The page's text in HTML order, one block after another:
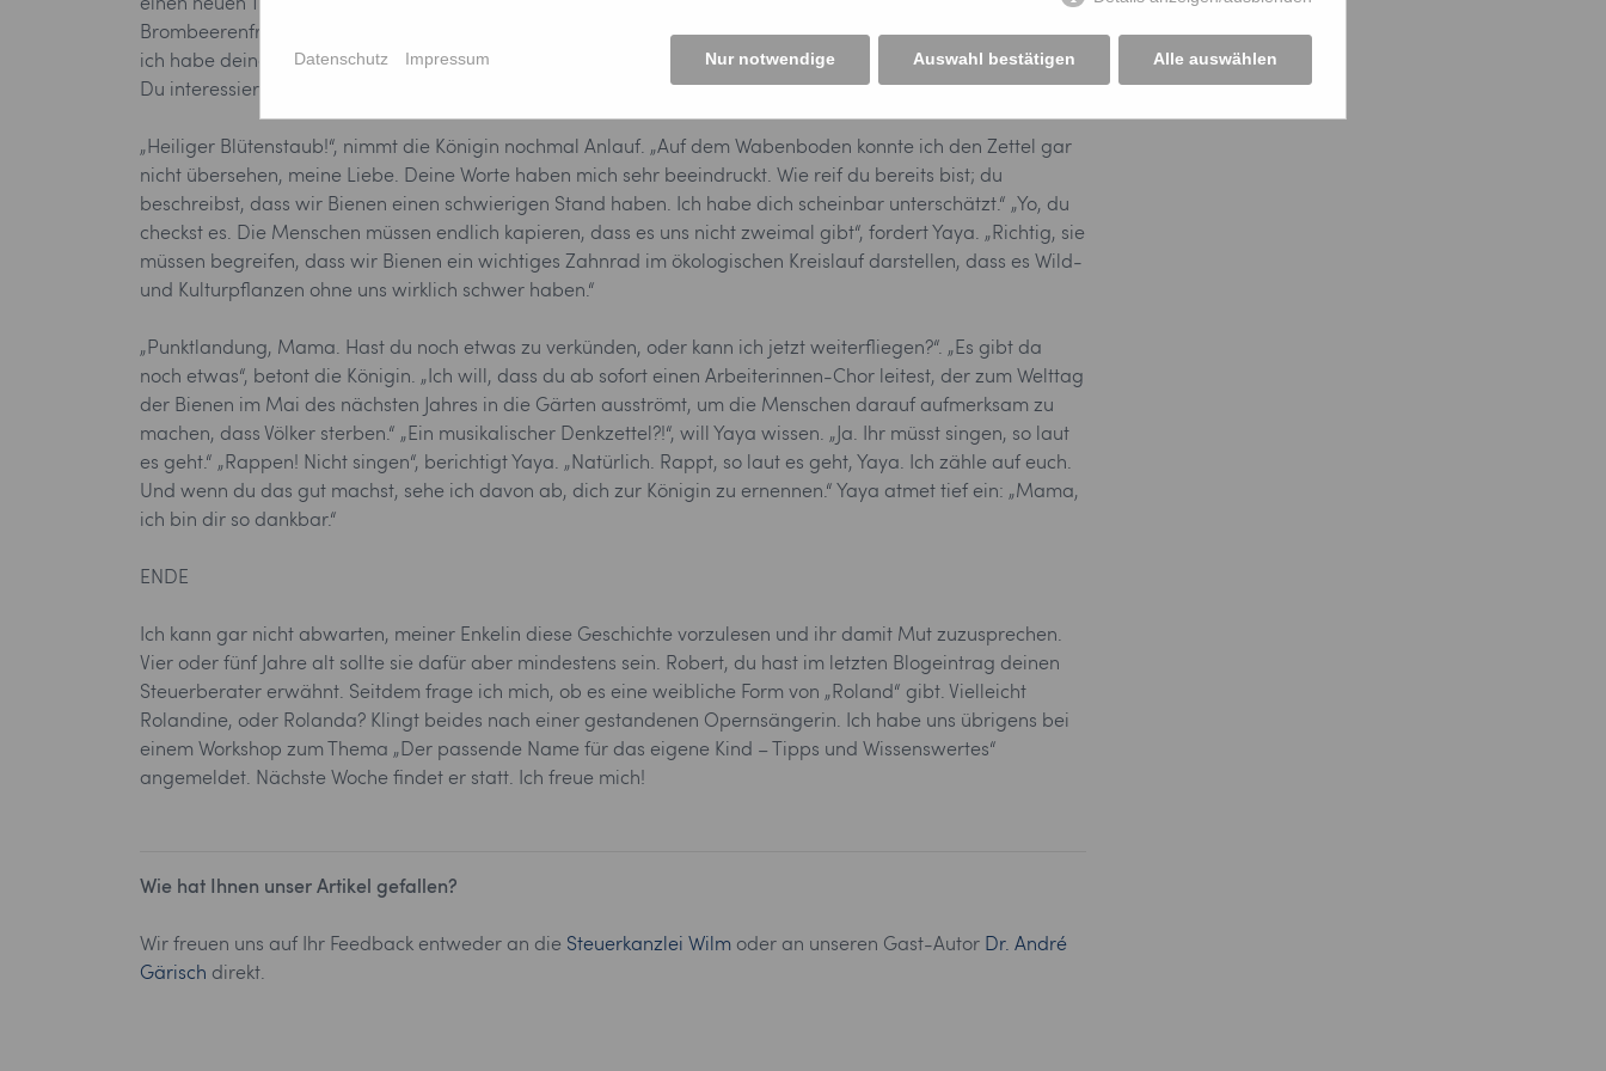
einen neuen Text. Bis nach Mitternacht. Am nächsten Morgen fliegt sie mit ihrer Mutter zum
Brombeerenfrühstück. Auf der Frucht angekommen, möchte ihr das Oberhaupt etwas gestehen. „Yaya, ich ...
ich habe deinen Text gelesen. Vorhin, als du noch geschlafen hast. Und ich ...“ „Was?! Du spionierst mich aus?
Du interessierst dich doch sonst auch nicht dafür, was ich schreibe“, würgt Yaya sie ab.
„Heiliger Blütenstaub!“, nimmt die Königin nochmal Anlauf. „Auf dem Wabenboden konnte ich den Zettel gar
nicht übersehen, meine Liebe. Deine Worte haben mich sehr beeindruckt. Wie reif du bereits bist; du
beschreibst, dass wir Bienen einen schwierigen Stand haben. Ich habe dich scheinbar unterschätzt.“ „Yo, du
checkst es. Die Menschen müssen endlich kapieren, dass es uns nicht zweimal gibt“, fordert Yaya. „Richtig, sie
müssen begreifen, dass wir Bienen ein wichtiges Zahnrad im ökologischen Kreislauf darstellen, dass es Wild-
und Kulturpflanzen ohne uns wirklich schwer haben.“
„Punktlandung, Mama. Hast du noch etwas zu verkünden, oder kann ich jetzt weiterfliegen?“. „Es gibt da
noch etwas“, betont die Königin. „Ich will, dass du ab sofort einen Arbeiterinnen-Chor leitest, der zum Welttag
der Bienen im Mai des nächsten Jahres in die Gärten ausströmt, um die Menschen darauf aufmerksam zu
machen, dass Völker sterben.“ „Ein musikalischer Denkzettel?!“, will Yaya wissen. „Ja. Ihr müsst singen, so laut
es geht.“ „Rappen! Nicht singen“, berichtigt Yaya. „Natürlich. Rappt, so laut es geht, Yaya. Ich zähle auf euch.
Und wenn du das gut machst, sehe ich davon ab, dich zur Königin zu ernennen.“ Yaya atmet tief ein: „Mama,
ich bin dir so dankbar.“
ENDE
Ich kann gar nicht abwarten, meiner Enkelin diese Geschichte vorzulesen und ihr damit Mut zuzusprechen.
Vier oder fünf Jahre alt sollte sie dafür aber mindestens sein. Robert, du hast im letzten Blogeintrag deinen
Steuerberater erwähnt. Seitdem frage ich mich, ob es eine weibliche Form von „Roland“ gibt. Vielleicht
Rolandine, oder Rolanda? Klingt beides nach einer gestandenen Opernsängerin. Ich habe uns übrigens bei
einem Workshop zum Thema „Der passende Name für das eigene Kind – Tipps und Wissenswertes“
angemeldet. Nächste Woche findet er statt. Ich freue mich!
Wie hat Ihnen unser Artikel gefallen?
Wir freuen uns auf Ihr Feedback entweder an die Steuerkanzlei Wilm oder an unseren Gast-Autor Dr. André
Gärisch direkt.
Nur notwendige Auswahl bestätigen Alle auswählen
Datenschutz Impressum